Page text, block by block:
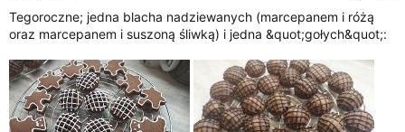
Tegoroczne; jedna blacha nadziewanych (marcepanem i różą
oraz marcepanem i suszoną śliwką) i jedna &quot;gołych&quot;: